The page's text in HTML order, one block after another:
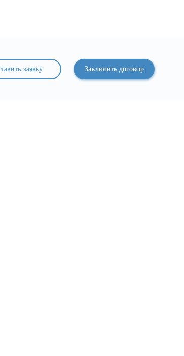
заявку Заключить договор